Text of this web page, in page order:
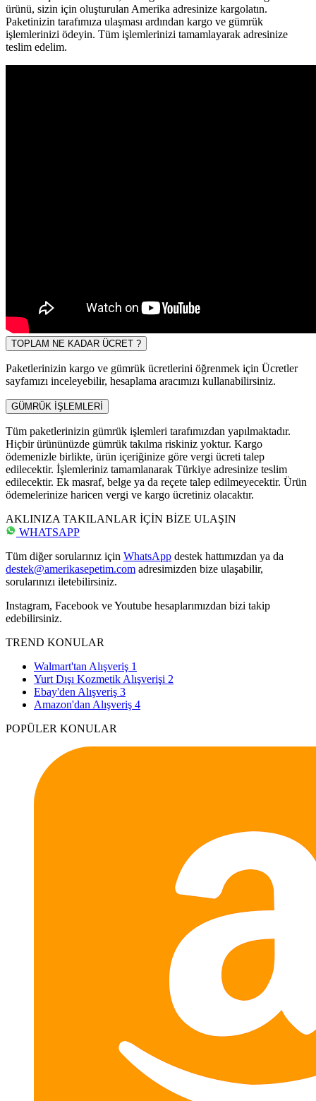
ürünü, sizin için oluşturulan Amerika adresinize kargolatın.
Paketinizin tarafımıza ulaşması ardından kargo ve gümrük
işlemlerinizi ödeyin. Tüm işlemlerinizi tamamlayarak adresinize
teslim edelim.
TOPLAM NE KADAR ÜCRET ?
Paketlerinizin kargo ve gümrük ücretlerini öğrenmek için Ücretler
sayfamızı inceleyebilir, hesaplama aracımızı kullanabilirsiniz.
GÜMRÜK İŞLEMLERİ
Tüm paketlerinizin gümrük işlemleri tarafımızdan yapılmaktadır.
Hiçbir ürününüzde gümrük takılma riskiniz yoktur. Kargo
ödemenizle birlikte, ürün içeriğinize göre vergi ücreti talep
edilecektir. İşlemleriniz tamamlanarak Türkiye adresinize teslim
edilecektir. Ek masraf, belge ya da reçete talep edilmeyecektir. Ürün
ödemelerinize haricen vergi ve kargo ücretiniz olacaktır.
AKLINIZA TAKILANLAR İÇİN BİZE ULAŞIN
WHATSAPP
Tüm diğer sorularınız için WhatsApp destek hattımızdan ya da
destek@amerikasepetim.com adresimizden bize ulaşabilir,
sorularınızı iletebilirsiniz.
Instagram, Facebook ve Youtube hesaplarımızdan bizi takip
edebilirsiniz.
TREND KONULAR
Walmart'tan Alışveriş 1
Yurt Dışı Kozmetik Alışverişi 2
Ebay'den Alışveriş 3
Amazon'dan Alışveriş 4
POPÜLER KONULAR